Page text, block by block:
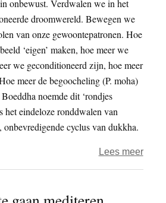
onbewust. Verdwalen we in het
droomwereld. Bewegen we
van onze gewoontepatronen. Hoe
‘eigen’ maken, hoe meer we
we geconditioneerd zijn, hoe meer
meer de begoocheling (P. moha)
noemde dit ‘rondjes
het eindeloze ronddwalen van
onbevredigende cyclus van dukkha.
Lees meerover